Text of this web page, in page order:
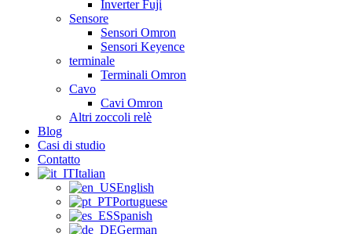
Inverter Fuji
Sensore
Sensori Omron
Sensori Keyence
terminale
Terminali Omron
Cavo
Cavi Omron
Altri zoccoli relè
Blog
Casi di studio
Contatto
Italian
English
Portuguese
Spanish
German